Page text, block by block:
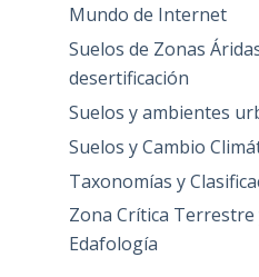
Mundo de Internet
Suelos de Zonas
desertificación
Suelos y ambientes
Suelos y Cambio
Taxonomías y
Zona Crítica Terrestre
Edafología